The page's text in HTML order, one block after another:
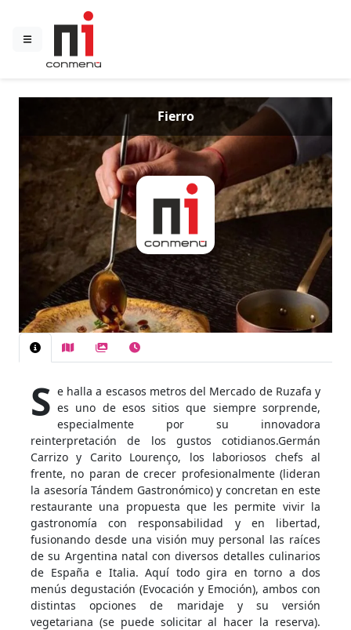
Fierro
S e halla a escasos metros del Mercado de Ruzafa y
es uno de esos sitios que siempre sorprende,
especialmente por su innovadora
reinterpretación de los gustos cotidianos.Germán
Carrizo y Carito Lourenço, los laboriosos chefs al
frente, no paran de crecer profesionalmente (lideran
la asesoría Tándem Gastronómico) y concretan en este
restaurante una propuesta que les permite vivir la
gastronomía con responsabilidad y en libertad,
fusionando desde una visión muy personal las raíces
de su Argentina natal con diversos detalles culinarios
de España e Italia. Aquí todo gira en torno a dos
menús degustación (Evocación y Emoción), ambos con
distintas opciones de maridaje y su versión
vegetariana (se puede solicitar al hacer la reserva).